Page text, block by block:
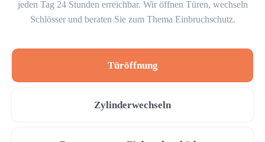
jeden Tag 24 Stunden erreichbar. Wir öffnen Türen, wechseln
Schlösser und beraten Sie zum Thema Einbruchschutz.
Türöffnung
Zylinderwechseln